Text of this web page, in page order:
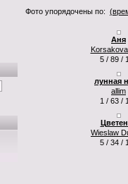
Фото упорядочены по:
Аня
5 / 89 /
лунная
allim
1 / 63 /
Wieslaw
5 / 34 /